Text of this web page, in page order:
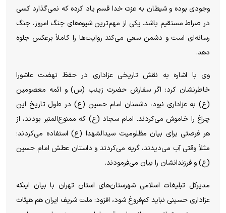
وجودی بوده و شیطان به عزت خدا قسم یاد کرده که نمی‌گذارد کسی
در صراط مستقیم باشد. یکی از مهم‌ترین شیوه‌های جنگ امروز، جنگ
رسانه‌ای است و دشمن سعی می‌کند روایت‌ها را کاملاً برعکس جلوه
دهد.
وی با اشاره به نقش تاریخی عزاداری در حفظ نهضت عاشورا
خاطرنشان کرد: اگر سفارش حضرت زینب (س) و ائمه معصومین
(ع) به عزاداری نبود، دشمنان امام حسین (ع) در طول تاریخ این
چراغ را خاموش می‌کردند. امام سجاد (ع) که ممنوع‌المنبر بودند، از
هر فرصتی برای بیان مظلومیت سیدالشهدا (ع) استفاده می‌کردند؛
مثلاً وقتی آب می‌دیدند، گریه می‌کردند و داستان عطش امام حسین
(ع) و فرزندانشان را بیان می‌فرمودند.
مدیرکل تبلیغات اسلامی شهرستان‌های استان تهران با بیان اینکه
عزاداری حسینی نباید کم‌فروغ شود، افزود: ملت شریف ایران هم هیئات